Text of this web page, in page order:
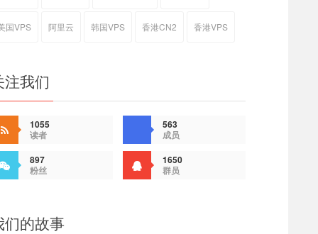
国VPS 阿里云 韩国VPS 香港CN2 香港VPS
注我们
1055
读者
563
成员
897
粉丝
1650
群员
们的故事